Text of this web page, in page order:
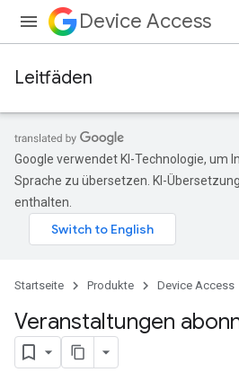
Device Access
Leitfäden
Google verwendet KI-Technologie, um
Sprache zu übersetzen. KI-
enthalten.
Startseite Produkte Device Access
Veranstaltungen